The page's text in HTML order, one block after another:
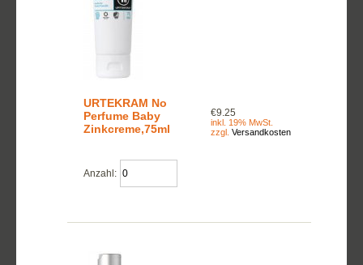
URTEKRAM No
Perfume Baby
Zinkcreme,75ml
€9.25
inkl. 19% MwSt.
zzgl. Versandkosten
Anzahl: